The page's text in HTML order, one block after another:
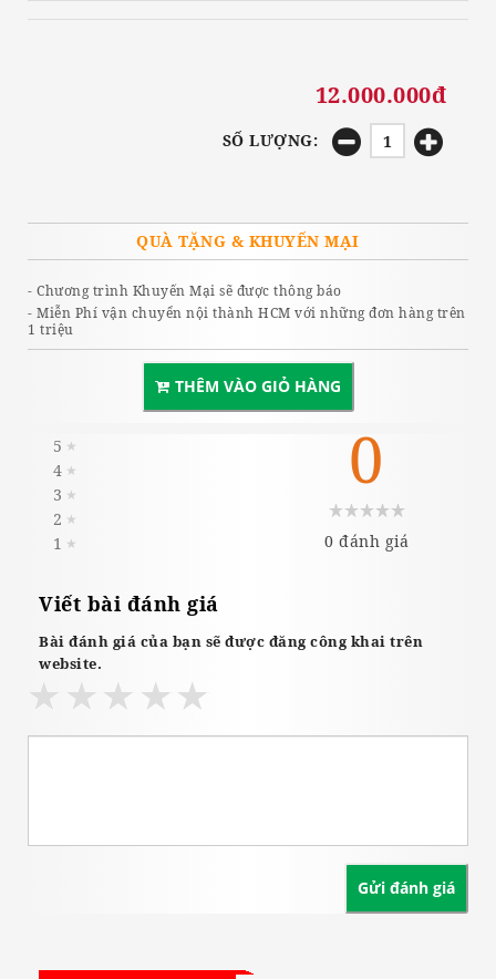
12.000.000đ
SỐ LƯỢNG:
QUÀ TẶNG & KHUYẾN MẠI
- Chương trình Khuyến Mại sẽ được thông báo
- Miễn Phí vận chuyển nội thành HCM với những đơn hàng trên
1 triệu
THÊM VÀO GIỎ HÀNG
5 ★
4 ★
3 ★
2 ★
1 ★
0
0 đánh giá
Viết bài đánh giá
Bài đánh giá của bạn sẽ được đăng công khai trên
website.